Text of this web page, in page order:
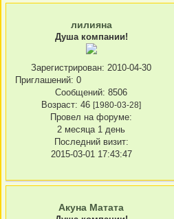
лилияна
Душа компании!
Зарегистрирован: 2010-04-30
Приглашений: 0
Сообщений: 8506
Возраст: 46 [1980-03-28]
Провел на форуме:
2 месяца 1 день
Последний визит:
2015-03-01 17:43:47
Акуна Матата